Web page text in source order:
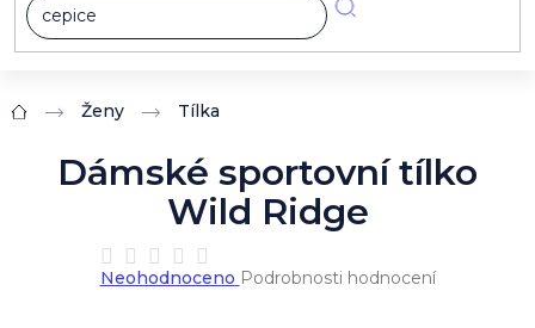
Domů Ženy Tílka
Dámské sportovní tílko
Wild Ridge
Průměrné
hodnocení
Neohodnoceno Podrobnosti hodnocení